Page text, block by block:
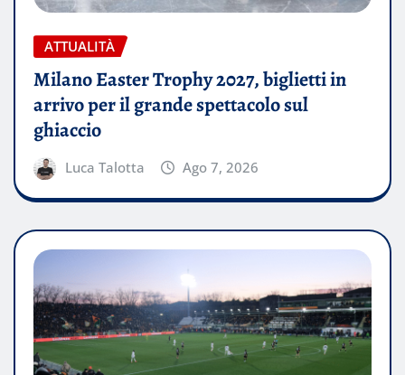
ATTUALITÀ
Milano Easter Trophy 2027, biglietti in
arrivo per il grande spettacolo sul
ghiaccio
Luca Talotta Ago 7, 2026